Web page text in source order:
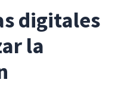
digitales
la